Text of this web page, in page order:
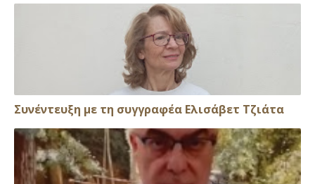
Συνέντευξη με τη συγγραφέα Ελισάβετ Τζιάτα